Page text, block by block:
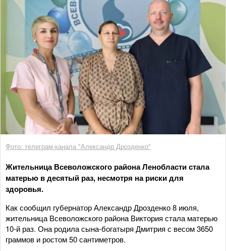
Фото: телеграм-канала "Александр Дрозденко"
Жительница Всеволожского района Ленобласти стала
матерью в десятый раз, несмотря на риски для
здоровья.
Как сообщил губернатор Александр Дрозденко 8 июля,
жительница Всеволожского района Виктория стала матерью
10-й раз. Она родила сына-богатыря Дмитрия с весом 3650
граммов и ростом 50 сантиметров.